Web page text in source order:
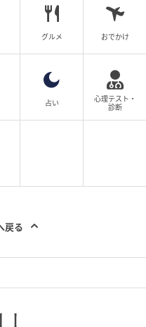
ベビーフェイス・モッ
るのに、「雨の日はず
悪いと飼育員さんにブ
べない」と、クセの強
ギャップがまた魅力で
いるところもたまりま
岡、仙台での事件取材
働省を担当、派遣労働
げる。また、特異な
聞社が発行していたタ
グルメ おでかけ
占い
心理テスト・
診断
戻る